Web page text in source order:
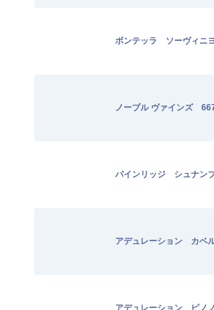
ボンテッラ ソーヴィニ
ノーブル ヴァインズ
パインリッジ シュナン
アデュレーション カベ
アデュレーション ピノ